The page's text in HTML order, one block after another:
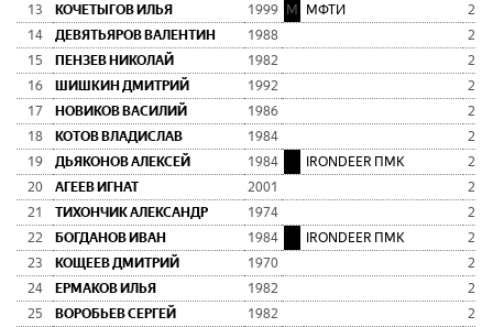
13
КОЧЕТЫГОВ ИЛЬЯ 1999 М МФТИ
14
ДЕВЯТЬЯРОВ ВАЛЕНТИН 1988
15
ПЕНЗЕВ НИКОЛАЙ 1982
16
ШИШКИН ДМИТРИЙ 1992
17
НОВИКОВ ВАСИЛИЙ 1986
18
КОТОВ ВЛАДИСЛАВ 1984
19
ДЬЯКОНОВ АЛЕКСЕЙ 1984 IRONDEER ПМК
20
АГЕЕВ ИГНАТ 2001
21
ТИХОНЧИК АЛЕКСАНДР 1974
22
БОГДАНОВ ИВАН 1984 IRONDEER ПМК
23
КОЩЕЕВ ДМИТРИЙ 1970
24
ЕРМАКОВ ИЛЬЯ 1982
25
ВОРОБЬЕВ СЕРГЕЙ 1982